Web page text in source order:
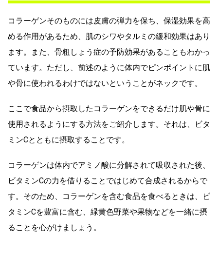
コラーゲンそのものには皮膚の弾力を保ち、保湿効果を高
める作用があるため、肌のシワやタルミの緩和効果はあり
ます。また、骨粗しょう症の予防効果があることもわかっ
ています。ただし、前述のように体内でピンポイントに肌
や骨に使われるわけではないということがネックです。
ここで食品から摂取したコラーゲンをできるだけ肌や骨に
使用されるようにする方法をご紹介します。それは、ビタ
ミンCとともに摂取することです。
コラーゲンは体内でアミノ酸に分解されて吸収された後、
ビタミンCの力を借りることではじめて合成されるからで
す。そのため、コラーゲンを含む食品を食べるときは、ビ
タミンCを豊富に含む、緑黄色野菜や果物などを一緒に摂
ることを心がけましょう。